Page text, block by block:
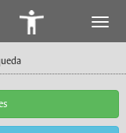
Accesibilidad